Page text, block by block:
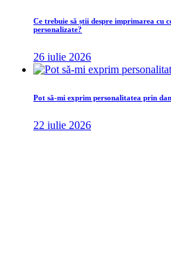
Ce trebuie să știi despre imprimarea cu
personalizate?
26 iulie 2026
Pot să-mi exprim personalitatea prin
22 iulie 2026